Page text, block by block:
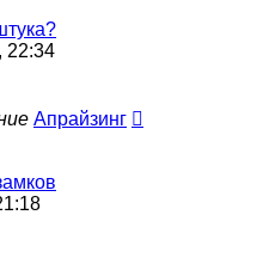
22:34
Апрайзинг